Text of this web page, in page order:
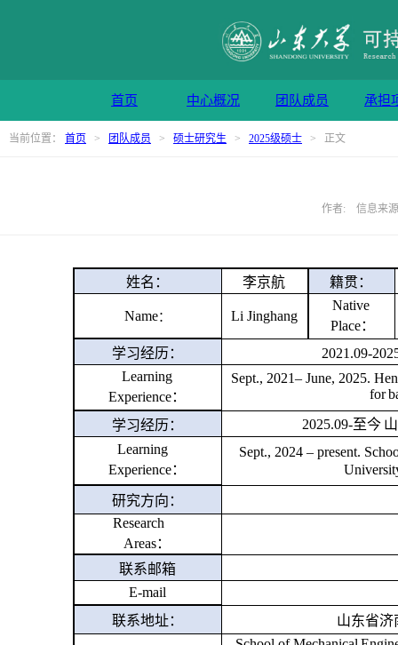
首页 中心概况 团队成员 承担
当前位置： 首页 > 团队成员 > 硕士研究生 > 2025级硕士 > 正文
作者: 信息来
姓名： 李京航 籍贯：
Name： Li Jinghang
Native
Place：
学习经历：
2021.09-
Learning
Experience：
Sept., 2021– June, 2025.
for
学习经历： 2025.09-至今
Learning
Experience：
Sept., 2024 – present.
研究方向：
Research
Areas：
联系邮箱
E-mail
联系地址：
山东省济